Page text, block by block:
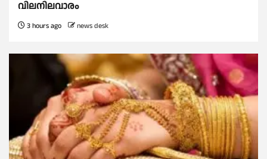
വിലനിലവാരം
3 hours ago news desk